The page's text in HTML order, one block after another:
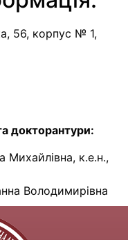
56, корпус № 1,
докторантури:
Михайлівна, к.е.н.,
Володимирівна